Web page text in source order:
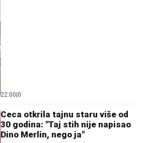
22:00|0
Ceca otkrila tajnu staru više od
30 godina: "Taj stih nije napisao
Dino Merlin, nego ja"